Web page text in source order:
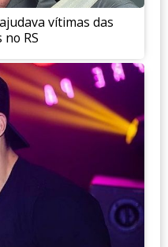
vítimas das
RS